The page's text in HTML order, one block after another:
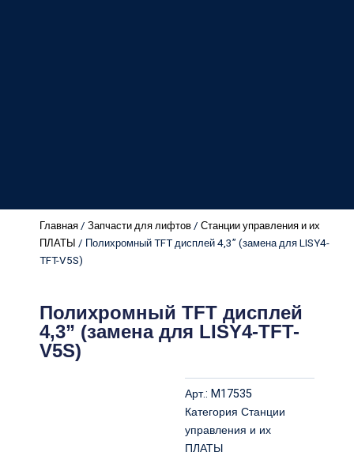
Главная / Запчасти для лифтов / Станции управления и их
ПЛАТЫ / Полихромный TFT дисплей 4,3” (замена для LISY4-
TFT-V5S)
Полихромный TFT дисплей
4,3” (замена для LISY4-TFT-
V5S)
Арт.: M17535
Категория Станции
управления и их
ПЛАТЫ